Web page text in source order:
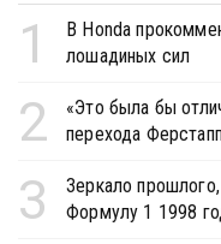
1
В Honda
лошадиных сил
2
«Это была бы
перехода
3
Зеркало
Формулу 1 1998